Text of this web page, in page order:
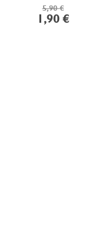
5,90 €
1,90 €